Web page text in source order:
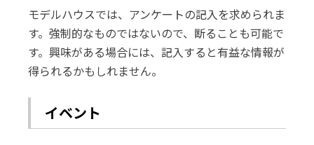
モデルハウスでは、アンケートの記入を求められま
す。強制的なものではないので、断ることも可能で
す。興味がある場合には、記入すると有益な情報が
得られるかもしれません。
イベント